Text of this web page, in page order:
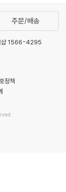
주문/배송
샵 1566-4295
정책